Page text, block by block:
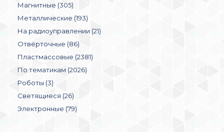
Магнитные (305)
Металлические (193)
На радиоуправлении (21)
Отвёрточные (86)
Пластмассовые (2381)
По тематикам (2026)
Роботы (3)
Светящиеся (26)
Электронные (79)